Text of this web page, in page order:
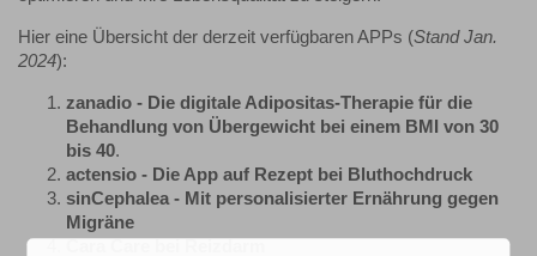
Hier eine Übersicht der derzeit verfügbaren APPs (Stand Jan.
2024):
zanadio - Die digitale Adipositas-Therapie für die
Behandlung von Übergewicht bei einem BMI von 30
bis 40.
actensio - Die App auf Rezept bei Bluthochdruck
sinCephalea - Mit personalisierter Ernährung gegen
Migräne